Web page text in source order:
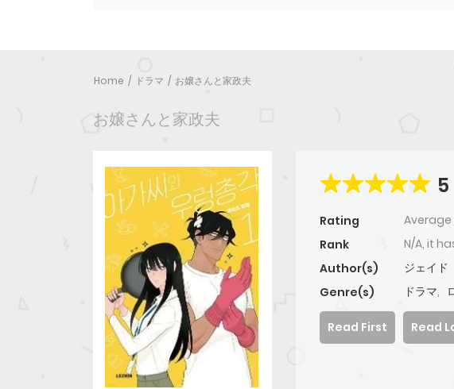
Home ドラマ お嬢さんと家政夫
お嬢さんと家政夫
5
Rating Average
Rank
N/A, it
Author(s)
ジェイド
Genre(s)
ドラマ,
Read First Read